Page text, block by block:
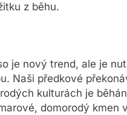
z běhu.
je nový trend, ale je
Naši předkové
kulturách je
domorodý kmen